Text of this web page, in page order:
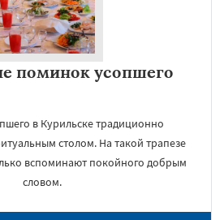
поминок усопшего
в Курильске традиционно
столом. На такой трапезе
вспоминают покойного добрым
словом.